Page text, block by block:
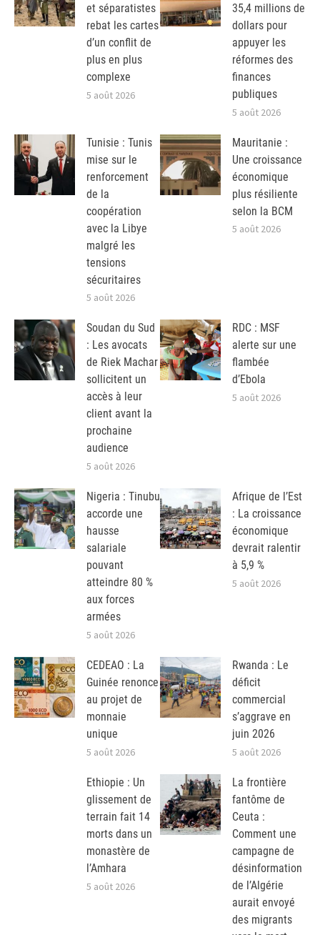
et séparatistes
rebat les cartes
d’un conflit de
plus en plus
complexe
5 août 2026
35,4 millions de
dollars pour
appuyer les
réformes des
finances
publiques
5 août 2026
Tunisie : Tunis
mise sur le
renforcement
de la
coopération
avec la Libye
malgré les
tensions
sécuritaires
5 août 2026
Mauritanie :
Une croissance
économique
plus résiliente
selon la BCM
5 août 2026
Soudan du Sud
: Les avocats
de Riek Machar
sollicitent un
accès à leur
client avant la
prochaine
audience
5 août 2026
RDC : MSF
alerte sur une
flambée
d’Ebola
5 août 2026
Nigeria : Tinubu
accorde une
hausse
salariale
pouvant
atteindre 80 %
aux forces
armées
5 août 2026
Afrique de l’Est
: La croissance
économique
devrait ralentir
à 5,9 %
5 août 2026
CEDEAO : La
Guinée renonce
au projet de
monnaie
unique
5 août 2026
Rwanda : Le
déficit
commercial
s’aggrave en
juin 2026
5 août 2026
Ethiopie : Un
glissement de
terrain fait 14
morts dans un
monastère de
l’Amhara
5 août 2026
La frontière
fantôme de
Ceuta :
Comment une
campagne de
désinformation
de l’Algérie
aurait envoyé
des migrants